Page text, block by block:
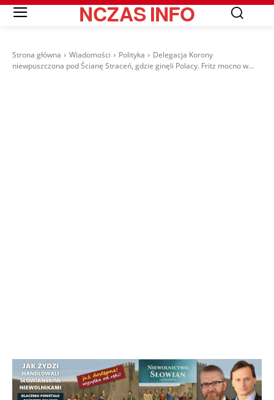
NCZASINFO
Strona główna Wiadomości Polityka
Delegacja Korony
niewpuszczona pod Ścianę Straceń, gdzie ginęli Polacy. Fritz mocno w...